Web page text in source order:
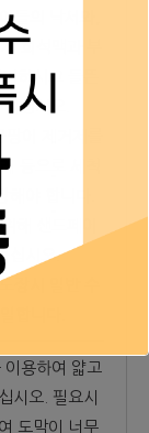
들의 낙서와,
희석액과 부
하시고 들뜬
십시오.
이 제거제를
등으로 세척
해야 합니다.
해 샌드페이
십시오.
장시 일반 수
합니다.
용하여 얇고
시오. 필요시
도막이 너무